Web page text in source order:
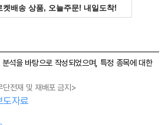
석을 바탕으로 작성되었으며, 특정 종목에 대한
전재 및 재배포 금지>
도자료